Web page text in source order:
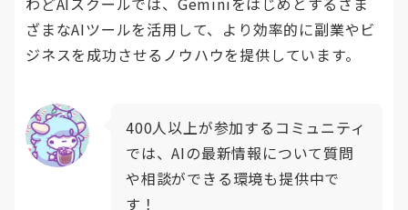
ざまなAIツールを活用して、より効率的に副業やビ
ジネスを成功させるノウハウを提供しています。
400人以上が参加するコミュニティ
では、AIの最新情報について質問
や相談ができる環境も提供中で
す！